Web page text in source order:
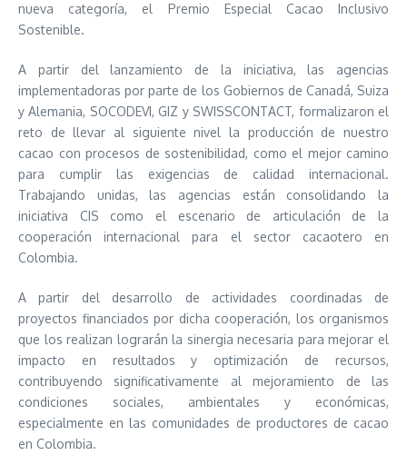
nueva categoría, el Premio Especial Cacao Inclusivo
Sostenible.
A partir del lanzamiento de la iniciativa, las agencias
implementadoras por parte de los Gobiernos de Canadá, Suiza
y Alemania, SOCODEVI, GIZ y SWISSCONTACT, formalizaron el
reto de llevar al siguiente nivel la producción de nuestro
cacao con procesos de sostenibilidad, como el mejor camino
para cumplir las exigencias de calidad internacional.
Trabajando unidas, las agencias están consolidando la
iniciativa CIS como el escenario de articulación de la
cooperación internacional para el sector cacaotero en
Colombia.
A partir del desarrollo de actividades coordinadas de
proyectos financiados por dicha cooperación, los organismos
que los realizan lograrán la sinergia necesaria para mejorar el
impacto en resultados y optimización de recursos,
contribuyendo significativamente al mejoramiento de las
condiciones sociales, ambientales y económicas,
especialmente en las comunidades de productores de cacao
en Colombia.